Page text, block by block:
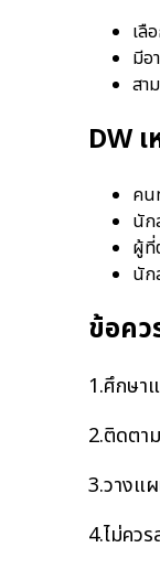
เลื
มีอ
สา
DW
คน
นัก
ผู้ที่
นัก
ข้อคว
1.ศึกษา
2.ติดตา
3.วางแ
4.ไม่คว